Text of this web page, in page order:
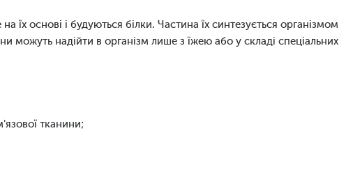
їх основі і будуються білки. Частина їх синтезується організмом
можуть надійти в організм лише з їжею або у складі спеціальних
тканини;